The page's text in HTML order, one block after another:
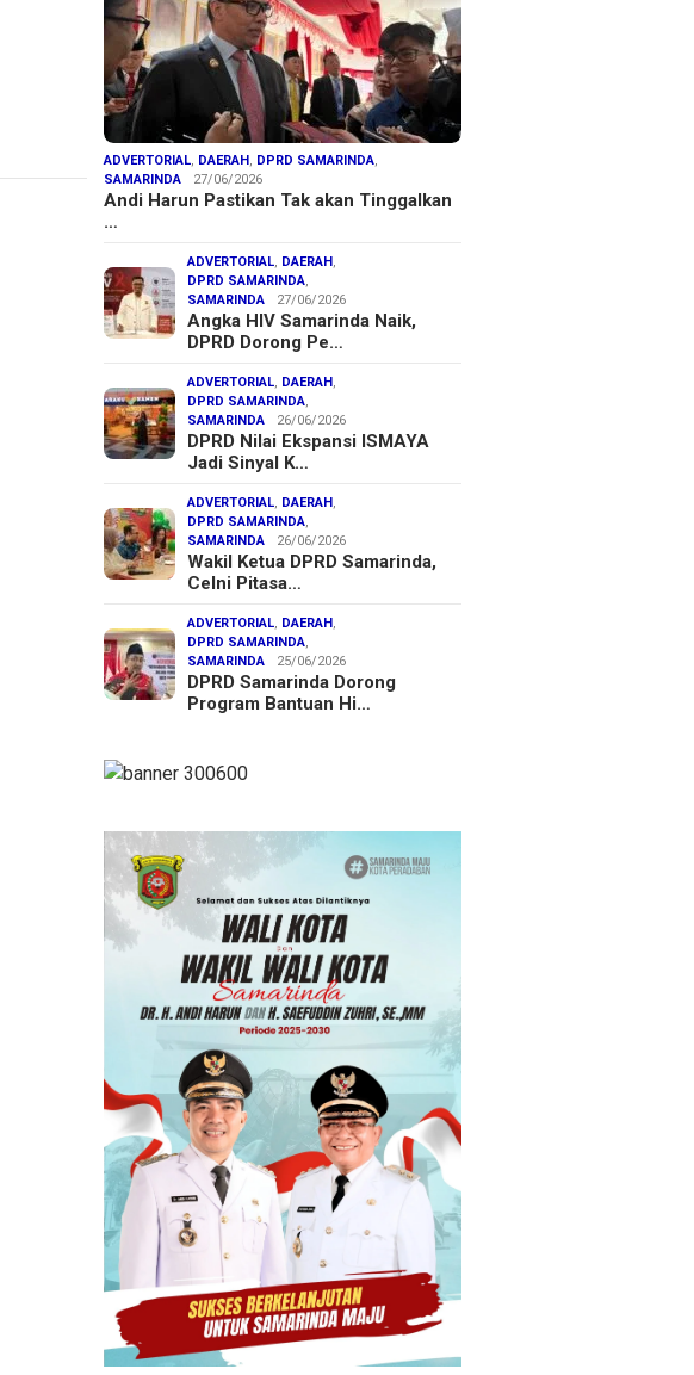
ADVERTORIAL, DAERAH , DPRD SAMARINDA,
SAMARINDA
27/06/2026
Andi Harun Pastikan Tak akan Tinggalkan
…
ADVERTORIAL, DAERAH ,
DPRD SAMARINDA,
SAMARINDA
27/06/2026
Angka HIV Samarinda Naik,
DPRD Dorong Pe…
ADVERTORIAL, DAERAH ,
DPRD SAMARINDA,
SAMARINDA
26/06/2026
DPRD Nilai Ekspansi ISMAYA
Jadi Sinyal K…
ADVERTORIAL, DAERAH ,
DPRD SAMARINDA,
SAMARINDA
26/06/2026
Wakil Ketua DPRD Samarinda,
Celni Pitasa…
ADVERTORIAL, DAERAH ,
DPRD SAMARINDA,
SAMARINDA
25/06/2026
DPRD Samarinda Dorong
Program Bantuan Hi…